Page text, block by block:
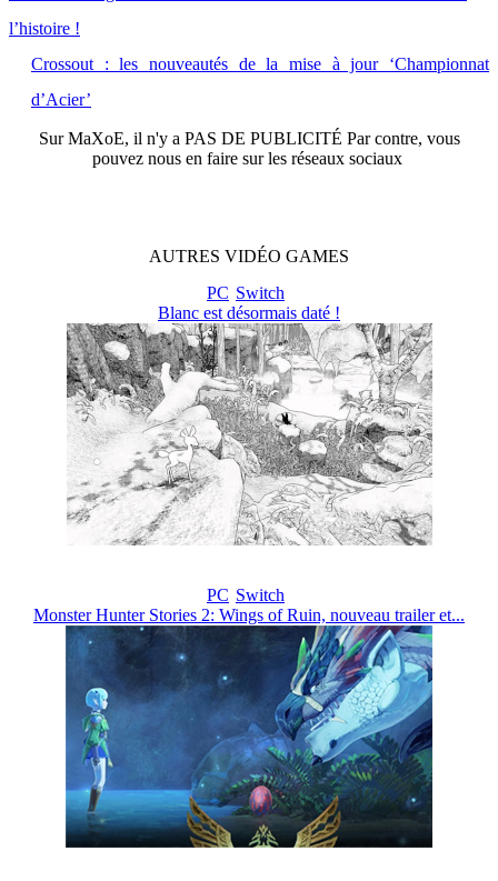
l’histoire !
Crossout : les nouveautés de la mise à jour ‘Championnat
d’Acier’
SurMaXoE, il n'y a PAS DE PUBLICITÉ Par contre, vous
pouvez nous en faire sur les réseaux sociaux
AUTRES VIDÉO GAMES
PC Switch
Blanc est désormais daté !
PC Switch
Monster Hunter Stories 2: Wings of Ruin, nouveau trailer et...